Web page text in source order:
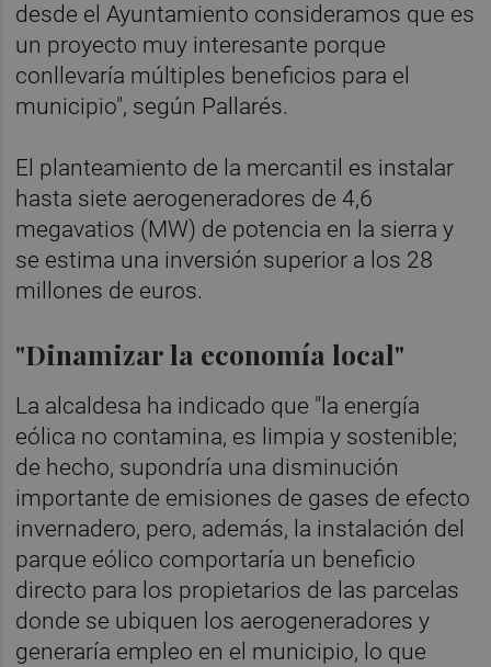
desde el Ayuntamiento consideramos que es
un proyecto muy interesante porque
conllevaría múltiples beneficios para el
municipio", según Pallarés.
El planteamiento de la mercantil es instalar
hasta siete aerogeneradores de 4,6
megavatios (MW) de potencia en la sierra y
se estima una inversión superior a los 28
millones de euros.
"Dinamizar la economía local"
La alcaldesa ha indicado que "la energía
eólica no contamina, es limpia y sostenible;
de hecho, supondría una disminución
importante de emisiones de gases de efecto
invernadero, pero, además, la instalación del
parque eólico comportaría un beneficio
directo para los propietarios de las parcelas
donde se ubiquen los aerogeneradores y
generaría empleo en el municipio, lo que